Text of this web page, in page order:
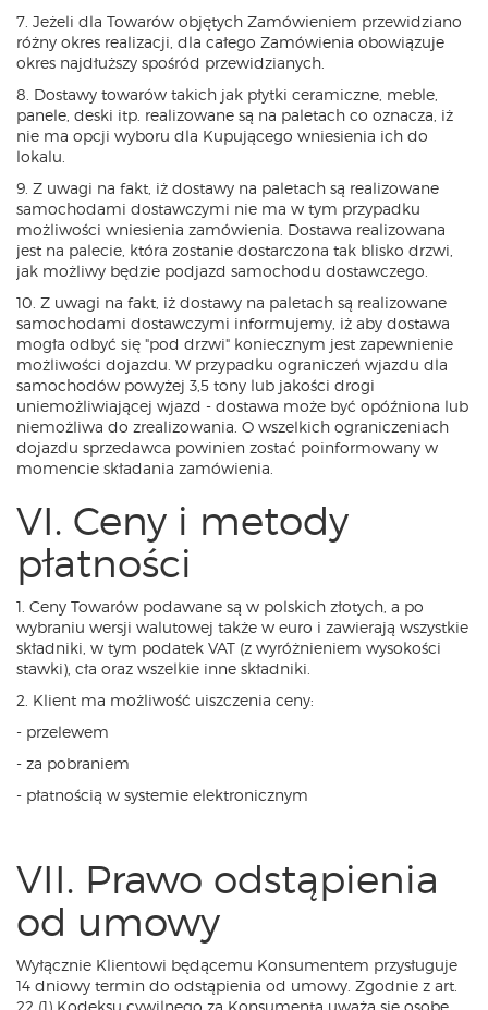
7. Jeżeli dla Towarów objętych Zamówieniem przewidziano
różny okres realizacji, dla całego Zamówienia obowiązuje
okres najdłuższy spośród przewidzianych.
8. Dostawy towarów takich jak płytki ceramiczne, meble,
panele, deski itp. realizowane są na paletach co oznacza, iż
nie ma opcji wyboru dla Kupującego wniesienia ich do
lokalu.
9. Z uwagi na fakt, iż dostawy na paletach są realizowane
samochodami dostawczymi nie ma w tym przypadku
możliwości wniesienia zamówienia. Dostawa realizowana
jest na palecie, która zostanie dostarczona tak blisko drzwi,
jak możliwy będzie podjazd samochodu dostawczego.
10. Z uwagi na fakt, iż dostawy na paletach są realizowane
samochodami dostawczymi informujemy, iż aby dostawa
mogła odbyć się "pod drzwi" koniecznym jest zapewnienie
możliwości dojazdu. W przypadku ograniczeń wjazdu dla
samochodów powyżej 3,5 tony lub jakości drogi
uniemożliwiającej wjazd - dostawa może być opóźniona lub
niemożliwa do zrealizowania. O wszelkich ograniczeniach
dojazdu sprzedawca powinien zostać poinformowany w
momencie składania zamówienia.
VI. Ceny i metody
płatności
1. Ceny Towarów podawane są w polskich złotych, a po
wybraniu wersji walutowej także w euro i zawierają wszystkie
składniki, w tym podatek VAT (z wyróżnieniem wysokości
stawki), cła oraz wszelkie inne składniki.
2. Klient ma możliwość uiszczenia ceny:
- przelewem
- za pobraniem
- płatnością w systemie elektronicznym
VII. Prawo odstąpienia
od umowy
Wyłącznie Klientowi będącemu Konsumentem przysługuje
14 dniowy termin do odstąpienia od umowy. Zgodnie z art.
22 (1) Kodeksu cywilnego za Konsumenta uważa się osobę